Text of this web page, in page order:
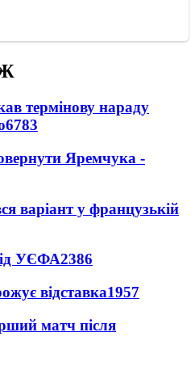
термінову нараду
6783
Яремчука -
варіант у французькій
УЄФА2386
відставка1957
матч після